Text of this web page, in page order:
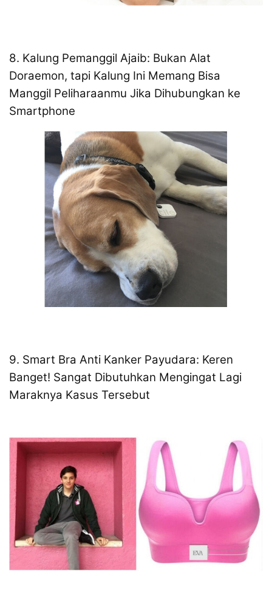
8. Kalung Pemanggil Ajaib: Bukan Alat
Doraemon, tapi Kalung Ini Memang Bisa
Manggil Peliharaanmu Jika Dihubungkan ke
Smartphone
9. Smart Bra Anti Kanker Payudara: Keren
Banget! Sangat Dibutuhkan Mengingat Lagi
Maraknya Kasus Tersebut